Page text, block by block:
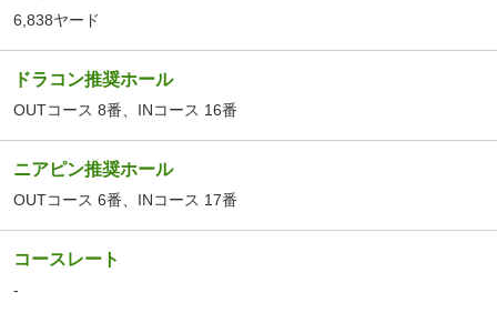
6,838ヤード
ドラコン推奨ホール
OUTコース 8番、INコース 16番
ニアピン推奨ホール
OUTコース 6番、INコース 17番
コースレート
-